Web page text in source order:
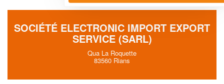
SOCIÉTÉ ELECTRONIC IMPORT EXPORT
SERVICE (SARL)
Qua La Roquette
83560 Rians